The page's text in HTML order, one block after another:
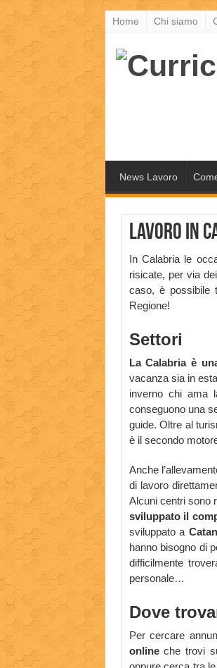
Home Chi siamo
News Lavoro
Lavoro in
In Calabria le
risicate, per via
caso, è possibile
Regione!
Settori
La Calabria è
vacanza sia in
inverno chi ama
conseguono una
guide. Oltre al
è il secondo
Anche
di lavoro
Alcuni centri sono
sviluppato il
sviluppato a
hanno bisogno di
difficilmente
personale…
Dove
Per cercare
onlineche trovi